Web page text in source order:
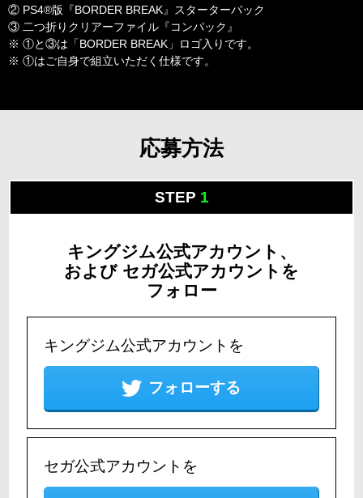
② PS4®版『BORDER BREAK』スターターパック
③ 二つ折りクリアーファイル『コンパック』
※ ①と③は「BORDER BREAK」ロゴ入りです。
※ ①はご自身で組立いただく仕様です。
応募方法
STEP 1
キングジム公式アカウント、
およびセガ公式アカウントを
フォロー
キングジム公式アカウントを
フォローする
セガ公式アカウントを